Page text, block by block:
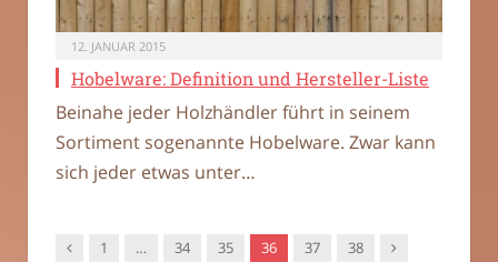
12. JANUAR 2015
Hobelware: Definition und Hersteller-Liste
Beinahe jeder Holzhändler führt in seinem
Sortiment sogenannte Hobelware. Zwar kann
sich jeder etwas unter…
Vorgänger
1 … 34 35 36 37 38 Nachfolger